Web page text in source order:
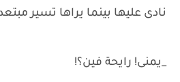
نادى عليها بينما يراها تسير
_يمنى! رايحة فين؟!